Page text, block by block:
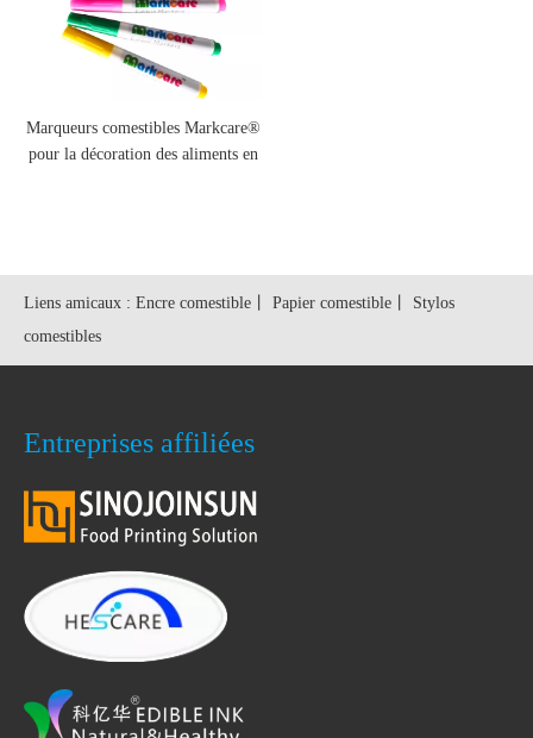
Marqueurs comestibles Markcare®
pour la décoration des aliments en
Liens amicaux : Encre comestible Papier comestible
Stylos
comestibles
Entreprises affiliées